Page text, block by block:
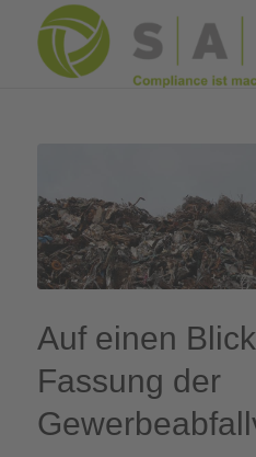
Auf einen
Fassung der